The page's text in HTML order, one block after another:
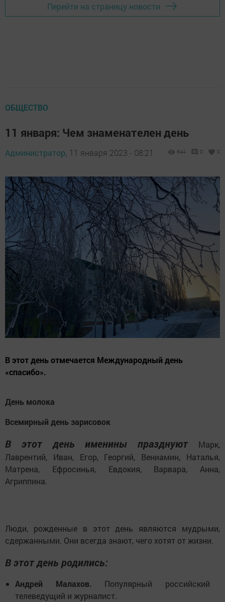
Перейти на страницу новости
ОБЩЕСТВО
11 января: Чем знаменателен день
Администратор, 11 января 2023 - 08:21 644 0 0
В этот день отмечается Международный день
«спасибо».
День молока
Всемирный день зарисовок
В этот день именины празднуют
Марк,
Лаврентий, Иван, Егор, Георгий, Вениамин, Наталья,
Матрена, Ефросинья, Евдокия, Варвара, Анна,
Агриппина.
Люди, рожденные в этот день являются мудрыми,
сдержанными. Они всегда знают, чего хотят от жизни.
В этот день родились:
Андрей Малахов. Популярный российский
телеведущий и журналист.